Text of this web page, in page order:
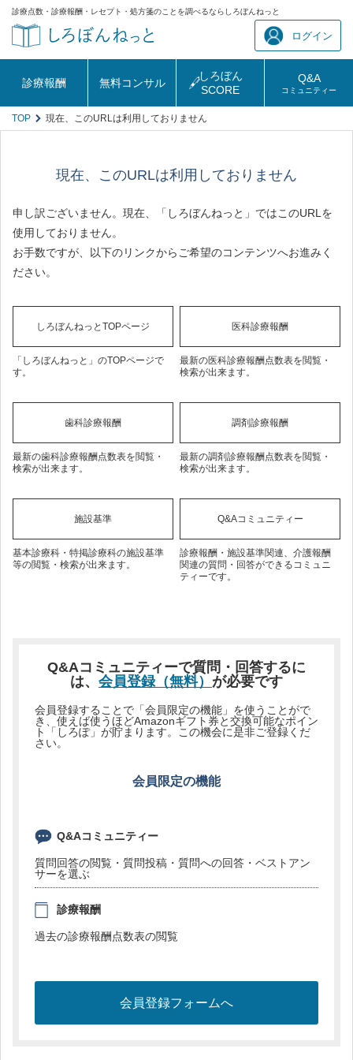
診療点数・診療報酬・レセプト・処方箋のことを調べるならしろぼんねっと
ログイン
診療報酬 無料コンサル
しろぼん
SCORE
Q&A
コミュニティー
TOP 現在、このURLは利用しておりません
現在、このURLは利用しておりません
申し訳ございません。現在、「しろぼんねっと」ではこのURLを
使用しておりません。
お手数ですが、以下のリンクからご希望のコンテンツへお進みく
ださい。
しろぼんねっとTOPページ
「しろぼんねっと」のTOPページで
す。
医科診療報酬
最新の医科診療報酬点数表を閲覧・
検索が出来ます。
歯科診療報酬
最新の歯科診療報酬点数表を閲覧・
検索が出来ます。
調剤診療報酬
最新の調剤診療報酬点数表を閲覧・
検索が出来ます。
施設基準
基本診療科・特掲診療科の施設基準
等の閲覧・検索が出来ます。
Q&Aコミュニティー
診療報酬・施設基準関連、介護報酬
関連の質問・回答ができるコミュニ
ティーです。
Q&Aコミュニティーで質問・回答するに
は、 会員登録（無料） が必要です
会員登録することで「会員限定の機能」を使うことがで
き、使えば使うほどAmazonギフト券と交換可能なポイン
ト「しろぽ」が貯まります。この機会に是非ご登録くだ
さい。
会員限定の機能
Q&Aコミュニティー
質問回答の閲覧・質問投稿・質問への回答・ベストアン
サーを選ぶ
診療報酬
過去の診療報酬点数表の閲覧
会員登録フォームへ